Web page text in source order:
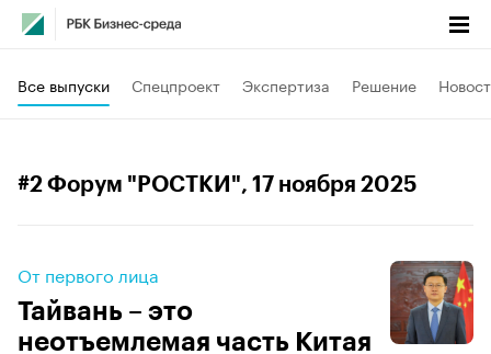
Все выпуски Спецпроект Экспертиза Решение
#2 Форум "РОСТКИ", 17 ноября 2025
От первого лица
Тайвань – это
неотъемлемая часть Китая